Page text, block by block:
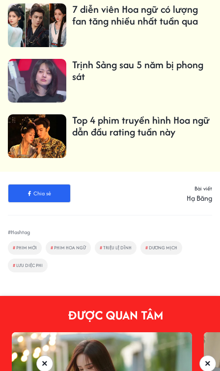
7 diễn viên Hoa ngữ có lượng
fan tăng nhiều nhất tuần qua
Trịnh Sảng sau 5 năm bị phong
sát
Top 4 phim truyền hình Hoa ngữ
dẫn đầu rating tuần này
Chia sẻ
Bài viết
Hạ Băng
#Hashtag
# PHIM MỚI # PHIM HOA NGỮ #TRIỆU LỆ DĨNH # DƯƠNG MỊCH
# LƯU DIỆC PHI
ĐƯỢC QUAN TÂM
×
×